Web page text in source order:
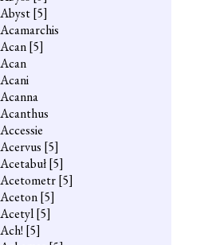
Abyst[5]
Acamarchis
Acan[5]
Acan
Acani
Acanna
Acanthus
Accessie
Acervus [5]
Acetabuł[5]
Acetometr[5]
Aceton[5]
Acetyl[5]
Ach! [5]